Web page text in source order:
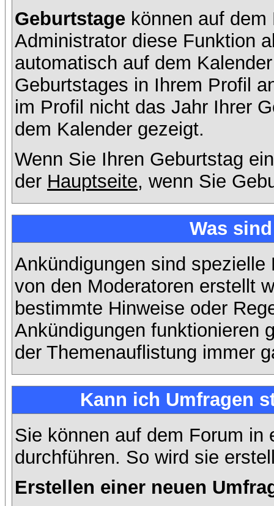
Geburtstage können auf
Administrator diese Funktion
automatisch auf dem
Geburtstages in Ihrem Profil
im Profil nicht das Jahr Ihrer
dem Kalender gezeigt.
Wenn Sie Ihren Geburtstag
der Hauptseite, wenn Sie
Was
Ankündigungen sind
von den Moderatoren erstellt
bestimmte Hinweise oder
Ankündigungen funktionieren
der Themenauflistung immer
Kann ich Umfragen
Sie können auf dem Forum in
durchführen. So wird sie
Erstellen einer neuen